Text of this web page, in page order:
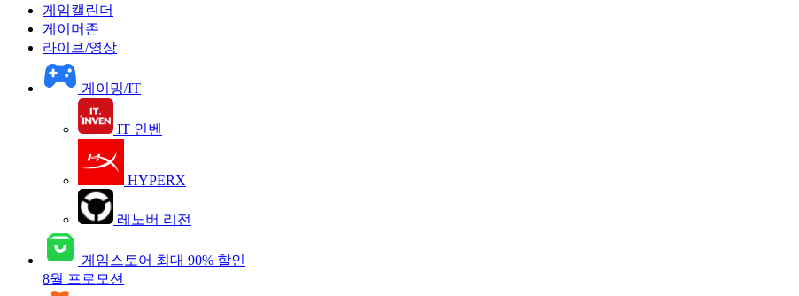
게임캘린더
게이머존
라이브/영상
게이밍/IT
IT 인벤
HYPERX
레노버 리전
게임스토어 최대 90% 할인
8월 프로모션